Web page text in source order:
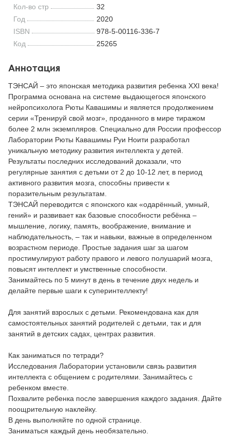
Кол-во стр
32
Год
2020
ISBN
978-5-00116-336-7
Код
25265
Аннотация
ТЭНСАЙ – это японская методика развития ребенка XXI века!
Программа основана на системе выдающегося японского
нейропсихолога Рюты Кавашимы и является продолжением
серии «Тренируй свой мозг», проданного в мире тиражом
более 2 млн экземпляров. Специально для России профессор
Лаборатории Рюты Кавашимы Руи Ноити разработал
уникальную методику развития интеллекта у детей.
Результаты последних исследований доказали, что
регулярные занятия с детьми от 2 до 10-12 лет, в период
активного развития мозга, способны привести к
поразительным результатам.
ТЭНСАЙ переводится с японского как «одарённый, умный,
гений» и развивает как базовые способности ребёнка –
мышление, логику, память, воображение, внимание и
наблюдательность, – так и навыки, важные в определенном
возрастном периоде. Простые задания шаг за шагом
простимулируют работу правого и левого полушарий мозга,
повысят интеллект и умственные способности.
Занимайтесь по 5 минут в день в течение двух недель и
делайте первые шаги к суперинтеллекту!
Для занятий взрослых с детьми. Рекомендована как для
самостоятельных занятий родителей с детьми, так и для
занятий в детских садах, центрах развития.
Как заниматься по тетради?
Исследования Лаборатории установили связь развития
интеллекта с общением с родителями. Занимайтесь с
ребенком вместе.
Похвалите ребенка после завершения каждого задания. Дайте
поощрительную наклейку.
В день выполняйте по одной странице.
Заниматься каждый день необязательно.